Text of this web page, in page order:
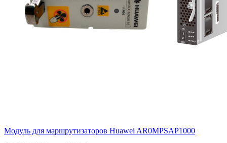
Модуль для маршрутизаторов Huawei AR0MPSAP1000